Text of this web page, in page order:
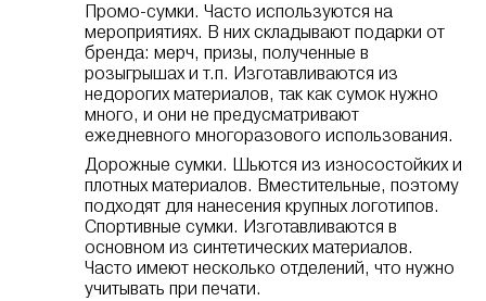
Промо-сумки. Часто используются на
мероприятиях. В них складывают подарки от
бренда: мерч, призы, полученные в
розыгрышах и т.п. Изготавливаются из
недорогих материалов, так как сумок нужно
много, и они не предусматривают
ежедневного многоразового использования.
Дорожные сумки. Шьются из износостойких и
плотных материалов. Вместительные, поэтому
подходят для нанесения крупных логотипов.
Спортивные сумки. Изготавливаются в
основном из синтетических материалов.
Часто имеют несколько отделений, что нужно
учитывать при печати.